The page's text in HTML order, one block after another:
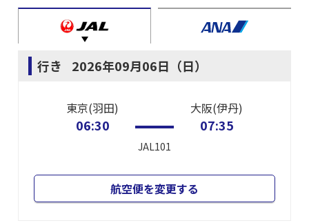
行き 2026年09月06日（日）
東京(羽田)
06:30
JAL101
大阪(伊丹)
07:35
航空便を変更する